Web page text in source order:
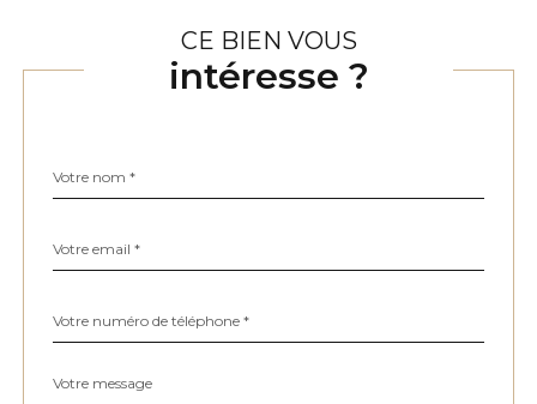
CE BIEN VOUS
intéresse ?
par
*
*
*
Fieldset
Message
*